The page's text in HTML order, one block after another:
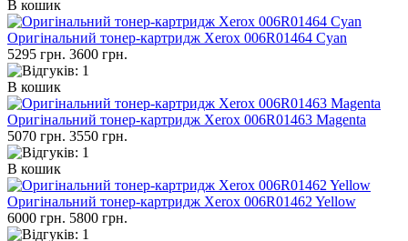
В кошик
Оригінальний тонер-картридж Xerox 006R01464 Cyan
5295 грн. 3600 грн.
В кошик
Оригінальний тонер-картридж Xerox 006R01463 Magenta
5070 грн. 3550 грн.
В кошик
Оригінальний тонер-картридж Xerox 006R01462 Yellow
6000 грн. 5800 грн.